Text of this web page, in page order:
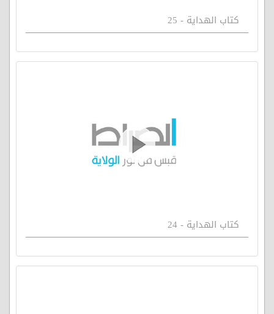
كتاب الهداية - 25
كتاب الهداية - 24